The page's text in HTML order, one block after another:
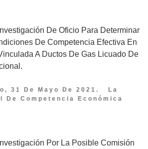
De Oficio Para Determinar
De Competencia Efectiva En
A Ductos De Gas Licuado De
31 De Mayo De 2021. La
De Competencia Económica
Por La Posible Comisión